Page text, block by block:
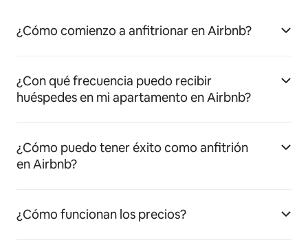
¿Cómo comienzo a anfitrionar en Airbnb?
¿Con qué frecuencia puedo recibir
huéspedes en mi apartamento en Airbnb?
¿Cómo puedo tener éxito como anfitrión
en Airbnb?
¿Cómo funcionan los precios?